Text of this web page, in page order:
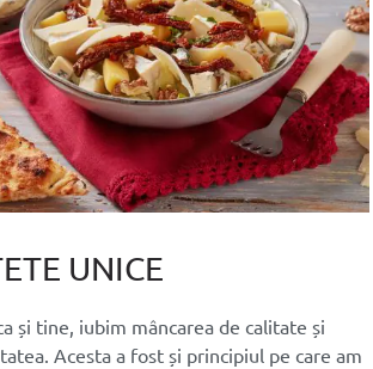
UNICE
și tine, iubim mâncarea de calitate și
Acesta a fost și principiul pe care am